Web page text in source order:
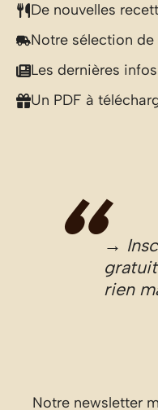
De nouvelles
Notre sélection de
Les dernières infos
Un PDF à
→
rien
Notre newsletter